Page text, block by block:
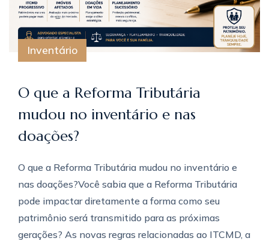
Inventário
O que a Reforma Tributária
mudou no inventário e nas
doações?
O que a Reforma Tributária mudou no inventário e
nas doações?Você sabia que a Reforma Tributária
pode impactar diretamente a forma como seu
patrimônio será transmitido para as próximas
gerações? As novas regras relacionadas ao ITCMD, a